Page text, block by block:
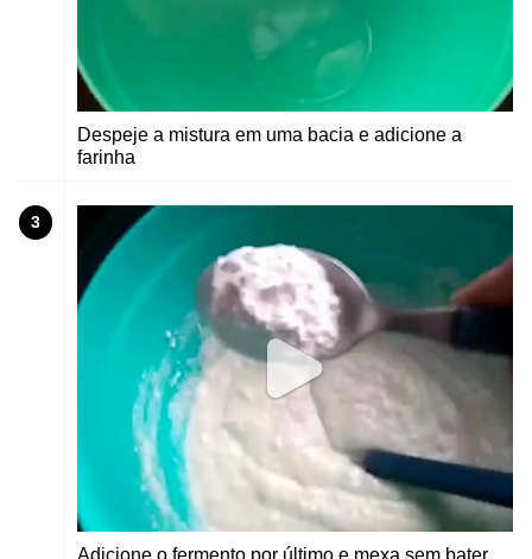
Despeje a mistura em uma bacia e adicione a
farinha
3
Adicione o fermento por último e mexa sem bater